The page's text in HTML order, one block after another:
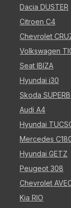
Dacia DUSTER
Citroen C4
Chevrolet
Volkswagen
Seat IBIZA
Hyundai i30
Skoda SUPERB
Audi A4
Hyundai
Mercedes
Hyundai GETZ
Peugeot 308
Chevrolet
Kia RIO